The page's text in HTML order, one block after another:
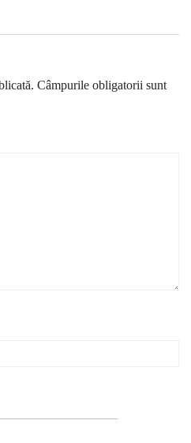
Câmpurile obligatorii sunt